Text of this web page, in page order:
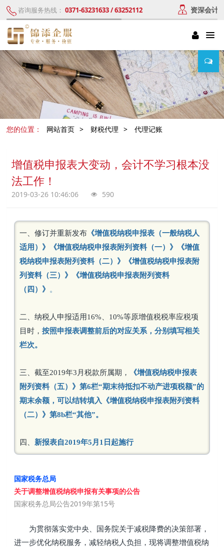
咨询服务热线： 0371-63231633 / 63252112 资深会计
您的位置： 网站首页 > 财税代理 > 代理记账
增值税申报表大变动，会计不学习根本没
法工作！
2019-03-26 10:46:06 590
一、修订并重新发布 《增值税纳税申报表（一般纳税人
适用）》《增值税纳税申报表附列资料（一）》《增值
税纳税申报表附列资料（二）》《增值税纳税申报表附
列资料（三）》《增值税纳税申报表附列资料
（四）》 。
二、纳税人申报适用16%、10%等原增值税税率应税项
目时，按照申报表调整前后的对应关系，分别填写相关
栏次。
三、截至2019年3月税款所属期，
《增值税纳税申报表
附列资料（五）》第6栏“期末待抵扣不动产进项税额”的
期末余额，可以结转填入《增值税纳税申报表附列资料
（二）》第8b栏“其他”。
四、 新报表自2019年5月1日起施行
国家税务总局
关于调整增值税纳税申报有关事项的公告
国家税务总局公告2019年第15号
为贯彻落实党中央、国务院关于减税降费的决策部署，
进一步优化纳税服务，减轻纳税人负担，现将调整增值税纳